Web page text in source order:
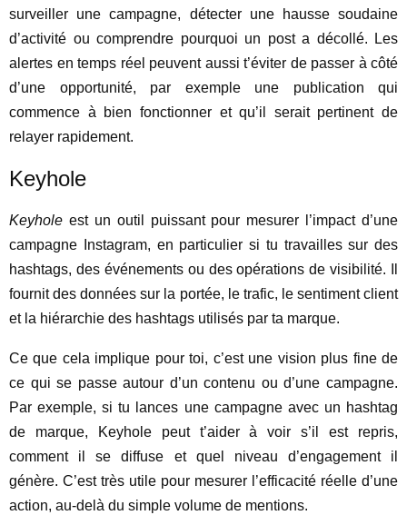
surveiller une campagne, détecter une hausse soudaine
d’activité ou comprendre pourquoi un post a décollé. Les
alertes en temps réel peuvent aussi t’éviter de passer à côté
d’une opportunité, par exemple une publication qui
commence à bien fonctionner et qu’il serait pertinent de
relayer rapidement.
Keyhole
Keyhole est un outil puissant pour mesurer l’impact d’une
campagne Instagram, en particulier si tu travailles sur des
hashtags, des événements ou des opérations de visibilité. Il
fournit des données sur la portée, le trafic, le sentiment client
et la hiérarchie des hashtags utilisés par ta marque.
Ce que cela implique pour toi, c’est une vision plus fine de
ce qui se passe autour d’un contenu ou d’une campagne.
Par exemple, si tu lances une campagne avec un hashtag
de marque, Keyhole peut t’aider à voir s’il est repris,
comment il se diffuse et quel niveau d’engagement il
génère. C’est très utile pour mesurer l’efficacité réelle d’une
action, au-delà du simple volume de mentions.